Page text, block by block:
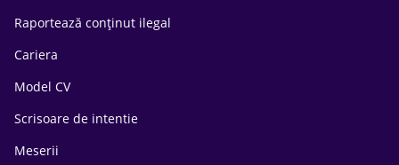
Raportează conținut ilegal
Cariera
Model CV
Scrisoare de intentie
Meserii